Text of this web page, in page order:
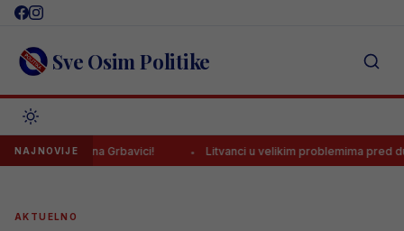
Skip
content Sve Osim Politike
NAJNOVIJE
na Grbavici! Litvanci u velikim problemima pred duel protiv
AKTUELNO